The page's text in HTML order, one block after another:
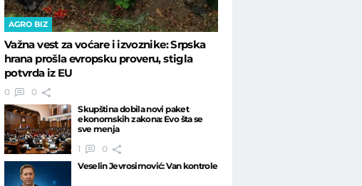
- Telegraf Biznis
AGRO BIZ
Važna vest za voćare i izvoznike: Srpska
hrana prošla evropsku proveru, stigla
potvrda iz EU
0
0
Skupština dobila novi paket
ekonomskih zakona: Evo šta se
sve menja
1
0
Veselin Jevrosimović: Van kontrole